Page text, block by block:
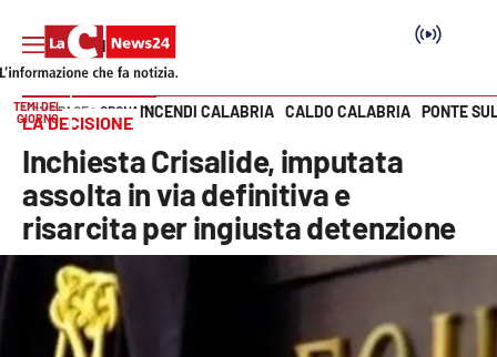
SEZIONI
Cronaca
Politica
Attualità
Vai
TEMI DEL
GIORNO
INCENDI CALABRIA CALDO CALABRIA PONTE
HOME PAGE CRONACA
LA DECISIONE
Inchiesta Crisalide, imputata
assolta in via definitiva e
risarcita per ingiusta detenzione